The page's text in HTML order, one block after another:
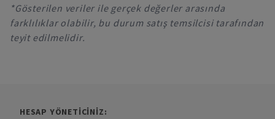
*Gösterilen veriler ile gerçek değerler arasında
farklılıklar olabilir, bu durum satış temsilcisi tarafından
teyit edilmelidir.
HESAP YÖNETICINIZ: